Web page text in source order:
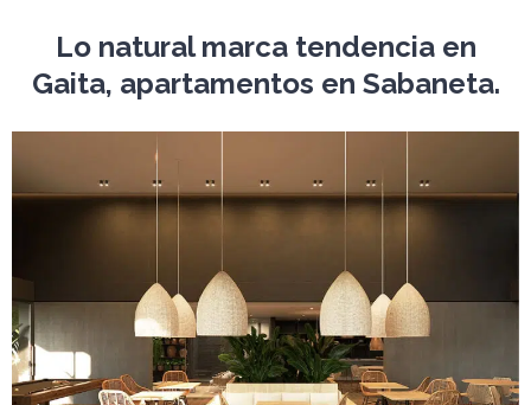
Lo natural marca tendencia en
Gaita, apartamentos en Sabaneta.